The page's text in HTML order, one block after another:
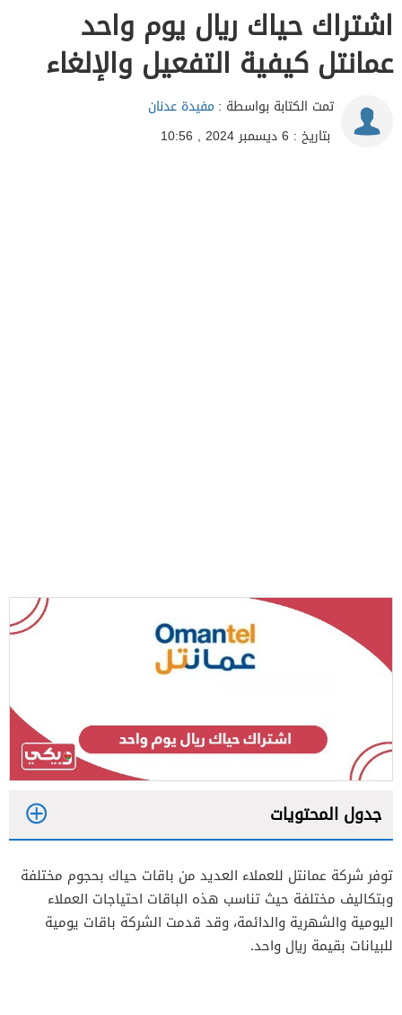
اشتراك حياك ريال يوم واحد
عمانتل كيفية التفعيل والإلغاء
تمت الكتابة بواسطة : مفيدة عدنان
بتاريخ : 6 ديسمبر 2024 , 10:56
جدول المحتويات
2
3
توفر شركة عمانتل للعملاء العديد من باقات حياك بحجوم مختلفة
وبتكاليف مختلفة حيث تناسب هذه الباقات احتياجات العملاء
اليومية والشهرية والدائمة، وقد قدمت الشركة باقات يومية
للبيانات بقيمة ريال واحد.